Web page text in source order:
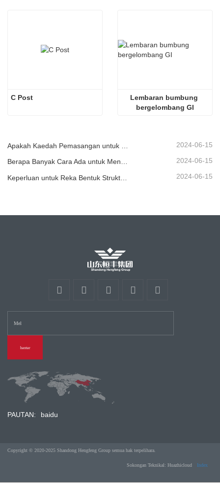
C Post
Lembaran bumbung
bergelombang GI
2024-06-15
Berapa Banyak Cara Ada untuk Menyembur Pengawal Beralun? 2024-06-15
2024-06-15
hantar
PAUTAN: baidu
Copyright © 2020-2025 Shandong Hengfeng Group semua hak terpelihara.
Sokongan Teknikal: Huazhicloud Index